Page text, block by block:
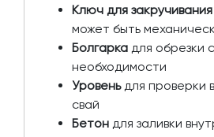
Ключ для
может быть
Болгарка для обрезки
необходимости
Уровеньдля проверки
свай
Бетон для заливки